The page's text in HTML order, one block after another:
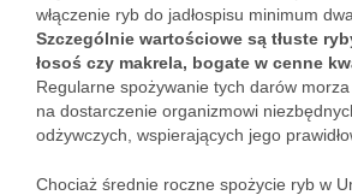
włączenie ryb do jadłospisu minimum
Szczególnie wartościowe są tłuste
łosoś czy makrela, bogate w cenne
Regularne spożywanie tych darów
na dostarczenie organizmowi
odżywczych, wspierających jego
Chociaż średnie roczne spożycie ryb w